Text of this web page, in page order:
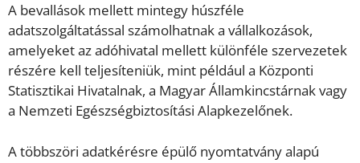
A bevallások mellett mintegy húszféle
adatszolgáltatással számolhatnak a vállalkozások,
amelyeket az adóhivatal mellett különféle szervezetek
részére kell teljesíteniük, mint például a Központi
Statisztikai Hivatalnak, a Magyar Államkincstárnak vagy
a Nemzeti Egészségbiztosítási Alapkezelőnek.
A többszöri adatkérésre épülő nyomtatvány alapú